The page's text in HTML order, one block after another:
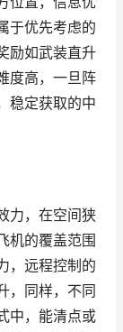
于优先考虑的
励如武装直升
度高，一旦阵
稳定获取的中
力，在空间狭
机的覆盖范围
，远程控制的
，同样，不同
中，能清点或